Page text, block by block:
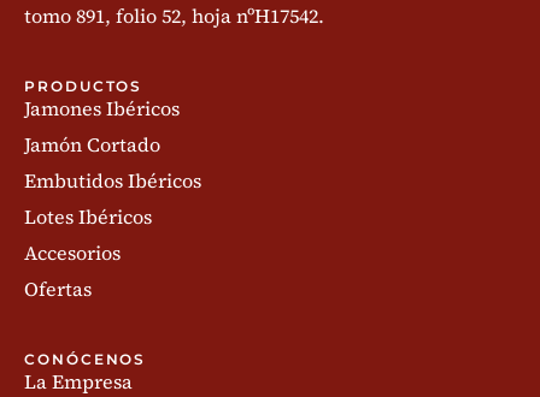
tomo 891, folio 52, hoja nºH17542.
PRODUCTOS
Jamones Ibéricos
Jamón Cortado
Embutidos Ibéricos
Lotes Ibéricos
Accesorios
Ofertas
CONÓCENOS
La Empresa